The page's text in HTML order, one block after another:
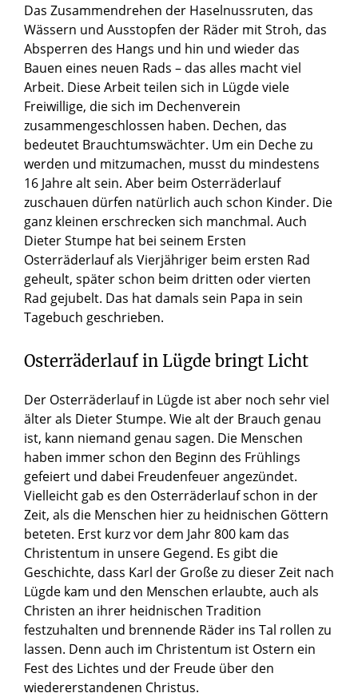
Das Zusammendrehen der Haselnussruten, das
Wässern und Ausstopfen der Räder mit Stroh, das
Absperren des Hangs und hin und wieder das
Bauen eines neuen Rads – das alles macht viel
Arbeit. Diese Arbeit teilen sich in Lügde viele
Freiwillige, die sich im Dechenverein
zusammengeschlossen haben. Dechen, das
bedeutet Brauchtumswächter. Um ein Deche zu
werden und mitzumachen, musst du mindestens
16 Jahre alt sein. Aber beim Osterräderlauf
zuschauen dürfen natürlich auch schon Kinder. Die
ganz kleinen erschrecken sich manchmal. Auch
Dieter Stumpe hat bei seinem Ersten
Osterräderlauf als Vierjähriger beim ersten Rad
geheult, später schon beim dritten oder vierten
Rad gejubelt. Das hat damals sein Papa in sein
Tagebuch geschrieben.
Osterräderlauf in Lügde bringt Licht
Der Osterräderlauf in Lügde ist aber noch sehr viel
älter als Dieter Stumpe. Wie alt der Brauch genau
ist, kann niemand genau sagen. Die Menschen
haben immer schon den Beginn des Frühlings
gefeiert und dabei Freudenfeuer angezündet.
Vielleicht gab es den Osterräderlauf schon in der
Zeit, als die Menschen hier zu heidnischen Göttern
beteten. Erst kurz vor dem Jahr 800 kam das
Christentum in unsere Gegend. Es gibt die
Geschichte, dass Karl der Große zu dieser Zeit nach
Lügde kam und den Menschen erlaubte, auch als
Christen an ihrer heidnischen Tradition
festzuhalten und brennende Räder ins Tal rollen zu
lassen. Denn auch im Christentum ist Ostern ein
Fest des Lichtes und der Freude über den
wiedererstandenen Christus.